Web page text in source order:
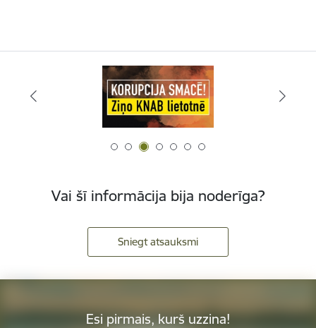
Vai šī informācija bija noderīga?
Sniegt atsauksmi
Esi pirmais, kurš uzzina!